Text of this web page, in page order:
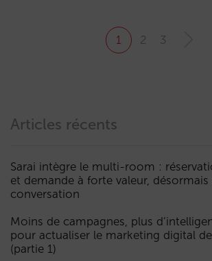
1 2 3
Articles récents
Sarai intègre le multi-room :
et demande à forte valeur, désormais
conversation
Moins de campagnes, plus
pour actualiser le marketing digital
(partie 1)